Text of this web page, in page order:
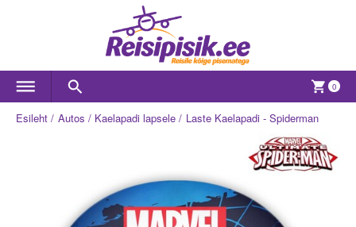
0
Esileht Autos Kaelapadi lapsele Laste Kaelapadi - Spiderman